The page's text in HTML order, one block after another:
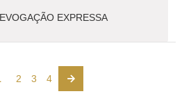
EXPRESSA
2 3 4